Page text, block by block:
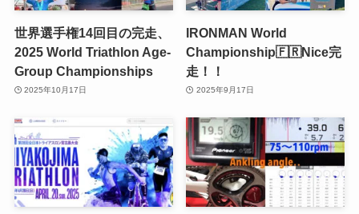
世界選手権14回目の完走、
2025 World Triathlon Age-
Group Championships
2025年10月17日
IRONMAN World
Championship🇫🇷Nice完
走！！
2025年9月17日